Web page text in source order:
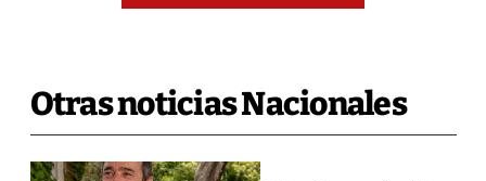
Otras noticias Nacionales